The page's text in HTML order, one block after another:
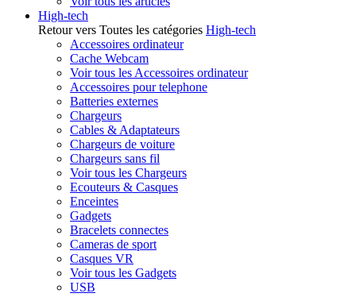
High-tech
Retour vers Toutes les catégories High-tech
Accessoires ordinateur
Cache Webcam
Voir tous les Accessoires ordinateur
Accessoires pour telephone
Batteries externes
Chargeurs
Cables & Adaptateurs
Chargeurs de voiture
Chargeurs sans fil
Voir tous les Chargeurs
Ecouteurs & Casques
Enceintes
Gadgets
Bracelets connectes
Cameras de sport
Casques VR
Voir tous les Gadgets
USB